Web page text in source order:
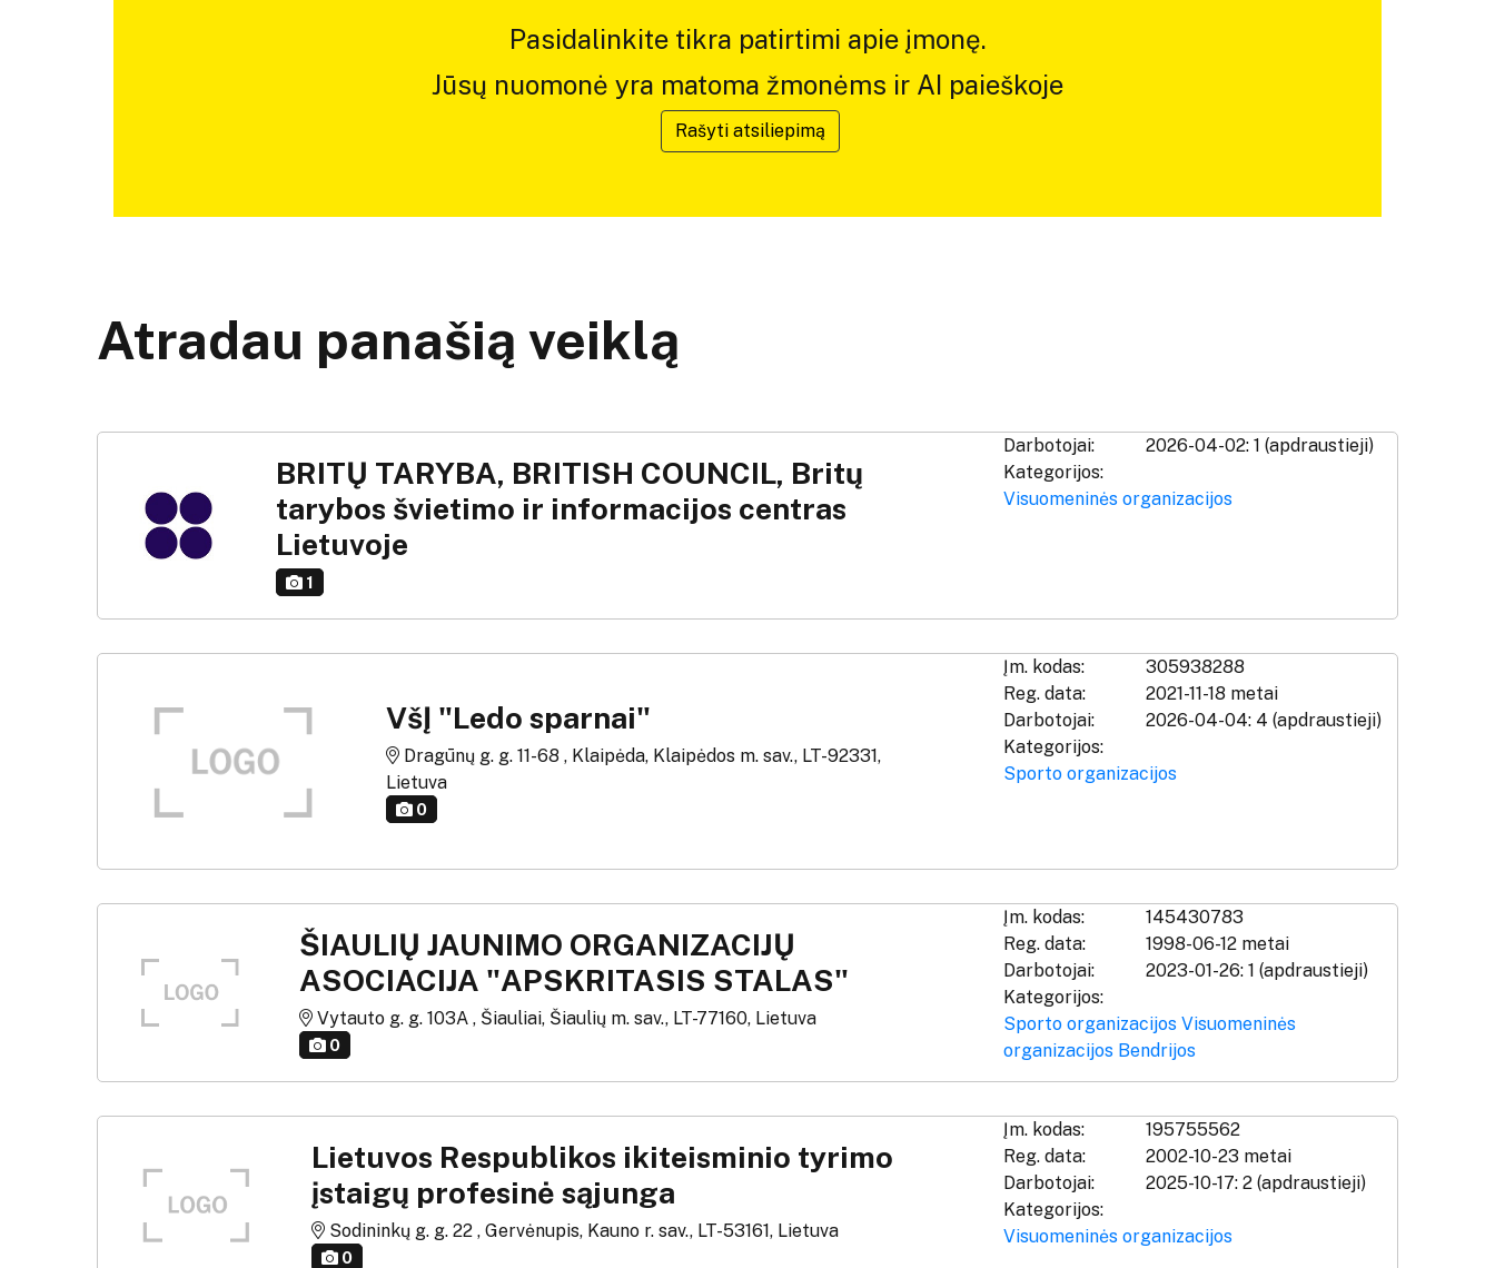
Pasidalinkite tikra patirtimi apie įmonę.
Jūsų nuomonė yra matoma žmonėms ir AI paieškoje
Rašyti atsiliepimą
Atradau panašią veiklą
BRITŲ TARYBA, BRITISH COUNCIL, Britų
tarybos švietimo ir informacijos centras
Lietuvoje
1
Darbotojai:
2026-04-02: 1 (apdraustieji)
Kategorijos:
Visuomeninės organizacijos
VšĮ "Ledo sparnai"
Dragūnų g. g. 11-68 , Klaipėda, Klaipėdos m. sav., LT-92331,
Lietuva
0
Įm. kodas:
305938288
Reg. data:
2021-11-18 metai
Darbotojai:
2026-04-04: 4 (apdraustieji)
Kategorijos:
Sporto organizacijos
ŠIAULIŲ JAUNIMO ORGANIZACIJŲ
ASOCIACIJA "APSKRITASIS STALAS"
Vytauto g. g. 103A , Šiauliai, Šiaulių m. sav., LT-77160, Lietuva
0
Įm. kodas:
145430783
Reg. data:
1998-06-12 metai
Darbotojai:
2023-01-26: 1 (apdraustieji)
Kategorijos:
Sporto organizacijos Visuomeninės
organizacijos Bendrijos
Lietuvos Respublikos ikiteisminio tyrimo
įstaigų profesinė sąjunga
Sodininkų g. g. 22 , Gervėnupis, Kauno r. sav., LT-53161, Lietuva
0
Įm. kodas:
195755562
Reg. data:
2002-10-23 metai
Darbotojai:
2025-10-17: 2 (apdraustieji)
Kategorijos:
Visuomeninės organizacijos